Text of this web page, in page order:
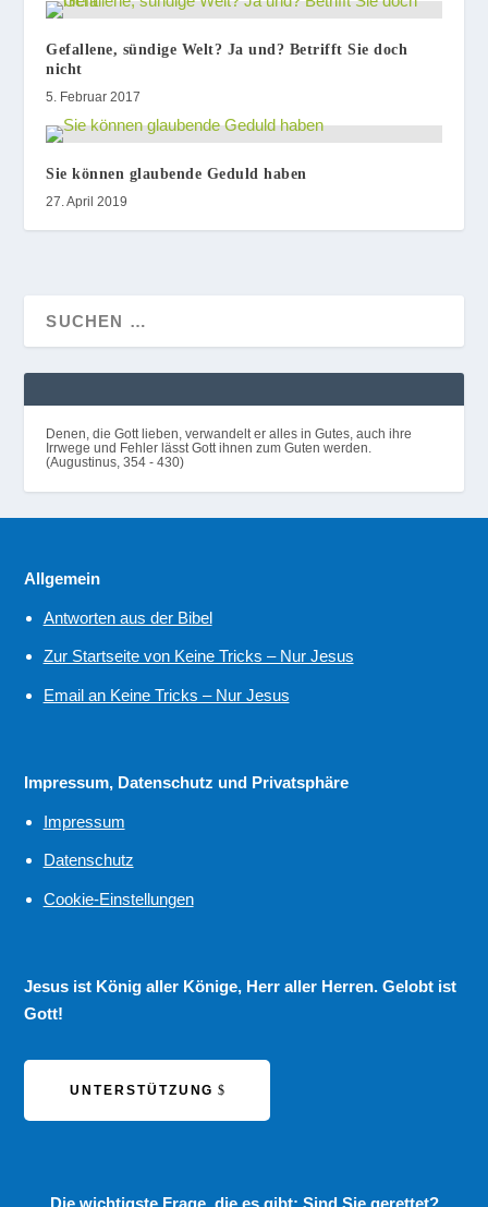
Gefallene, sündige Welt? Ja und? Betrifft Sie doch
nicht
5. Februar 2017
Sie können glaubende Geduld haben
27. April 2019
Denen, die Gott lieben, verwandelt er alles in Gutes, auch ihre
Irrwege und Fehler lässt Gott ihnen zum Guten werden.
(Augustinus, 354 - 430)
Allgemein
Antworten aus der Bibel
Zur Startseite von Keine Tricks – Nur Jesus
Email an Keine Tricks – Nur Jesus
Impressum, Datenschutz und Privatsphäre
Impressum
Datenschutz
Cookie-Einstellungen
Jesus ist König aller Könige, Herr aller Herren. Gelobt ist
Gott!
UNTERSTÜTZUNG
Die wichtigste Frage, die es gibt: Sind Sie gerettet?